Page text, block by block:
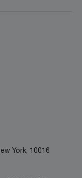
York, 10016